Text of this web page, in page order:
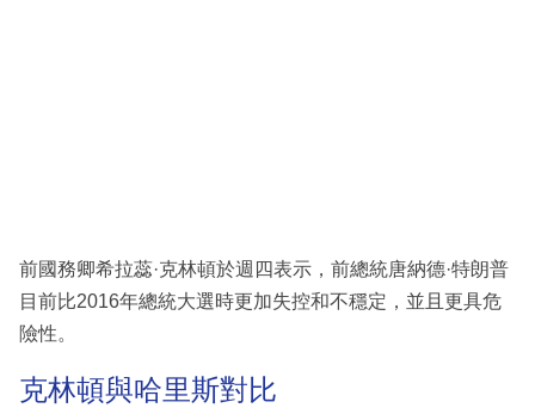
區
前國務卿希拉蕊·克林頓於週四表示，前總統唐納德·特朗普
目前比2016年總統大選時更加失控和不穩定，並且更具危
險性。
克林頓與哈里斯對比